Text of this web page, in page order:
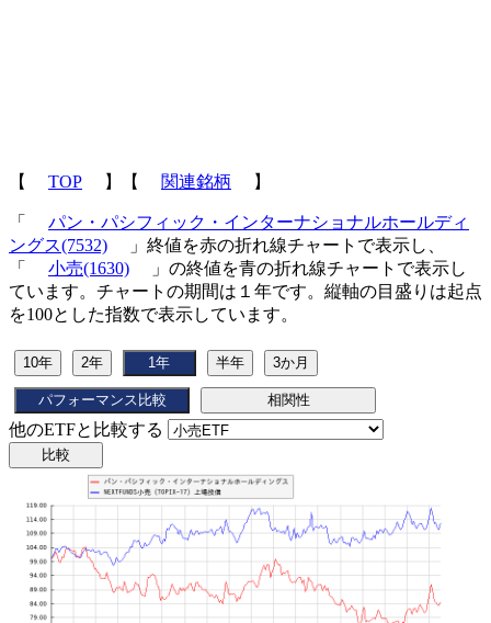
【 TOP 】【 関連銘柄 】
「
パン・パシフィック・インターナショナルホールディ
ングス(7532)
」終値を赤の折れ線チャートで表示し、
「
小売(1630)
」の終値を青の折れ線チャートで表示し
ています。チャートの期間は１年です。縦軸の目盛りは起点
を100とした指数で表示しています。
他のETFと比較する